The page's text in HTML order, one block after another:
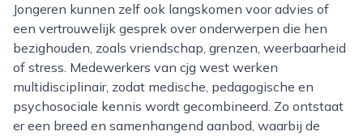
Jongeren kunnen zelf ook langskomen voor advies of
een vertrouwelijk gesprek over onderwerpen die hen
bezighouden, zoals vriendschap, grenzen, weerbaarheid
of stress. Medewerkers van cjg west werken
multidisciplinair, zodat medische, pedagogische en
psychosociale kennis wordt gecombineerd. Zo ontstaat
er een breed en samenhangend aanbod, waarbij de